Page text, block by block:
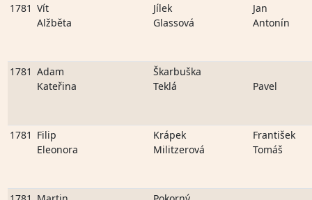
1781 Vít
Alžběta
Jílek
Glassová
Jan
Antonín
1781 Adam
Kateřina
Škarbuška
Teklá
Pavel
1781 Filip
Eleonora
Krápek
Militzerová
František
Tomáš